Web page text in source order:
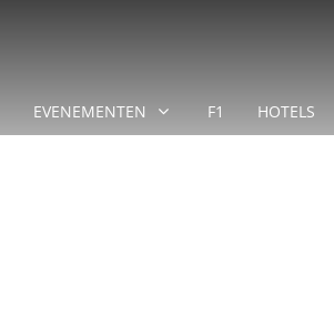
EVENEMENTEN F1 HOTELS